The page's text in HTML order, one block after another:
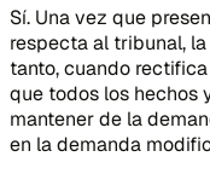
Sí. Una vez que
respecta al tribunal,
tanto, cuando
que todos los hechos
mantener de la
en la demanda